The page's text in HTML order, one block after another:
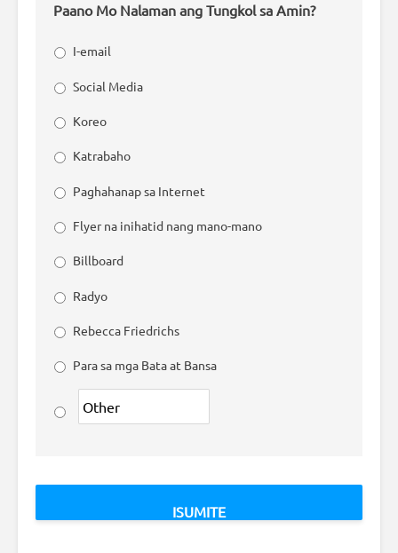
Paano Mo Nalaman ang Tungkol sa Amin?
I-email
Social Media
Koreo
Katrabaho
Paghahanap sa Internet
Flyer na inihatid nang mano-mano
Billboard
Radyo
Rebecca Friedrichs
Para sa mga Bata at Bansa